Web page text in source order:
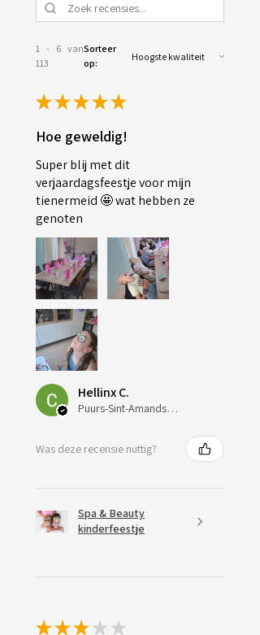
1 - 6 van
113
Sorteer
op:
★★★★★
Hoe geweldig!
Super blij met dit
verjaardagsfeestje voor mijn
tienermeid 🤩 wat hebben ze
genoten
Hellinx C.
Puurs-Sint-Amands, Belgium
Was deze recensie nuttig?
Spa & Beauty
kinderfeestje
★★★ ★ ★